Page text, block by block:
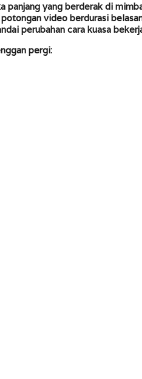
yang berderak di
video berdurasi
perubahan cara kuasa
pergi: